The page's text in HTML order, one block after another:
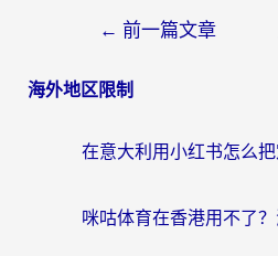
← 前一篇文章
海外地区限制